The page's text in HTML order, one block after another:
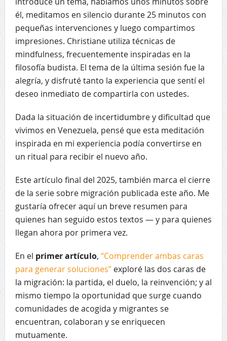
él, meditamos en silencio durante 25 minutos con
pequeñas intervenciones y luego compartimos
impresiones. Christiane utiliza técnicas de
mindfulness, frecuentemente inspiradas en la
filosofía budista. El tema de la última sesión fue la
alegría, y disfruté tanto la experiencia que sentí el
deseo inmediato de compartirla con ustedes.
Dada la situación de incertidumbre y dificultad que
vivimos en Venezuela, pensé que esta meditación
inspirada en mi experiencia podía convertirse en
un ritual para recibir el nuevo año.
Este artículo final del 2025, también marca el cierre
de la serie sobre migración publicada este año. Me
gustaría ofrecer aquí un breve resumen para
quienes han seguido estos textos — y para quienes
llegan ahora por primera vez.
En el primer artículo, “Comprender ambas caras
para generar soluciones”exploré las dos caras de
la migración: la partida, el duelo, la reinvención; y al
mismo tiempo la oportunidad que surge cuando
comunidades de acogida y migrantes se
encuentran, colaboran y se enriquecen
mutuamente.